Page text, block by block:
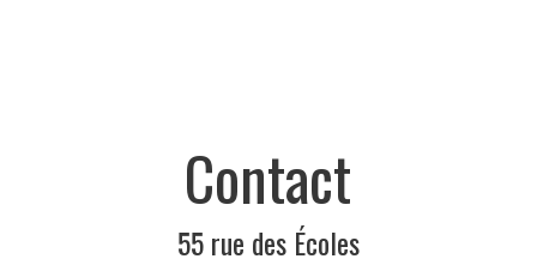
Contact
55 rue des Écoles